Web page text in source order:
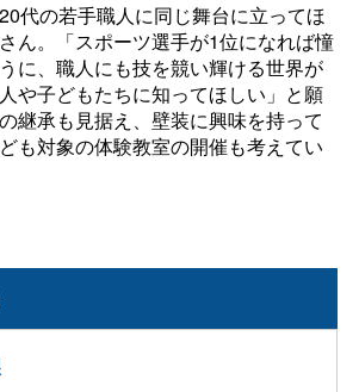
代の若手職人に同じ舞台に立ってほ
ん。「スポーツ選手が1位になれば憧
に、職人にも技を競い輝ける世界が
や子どもたちに知ってほしい」と願
継承も見据え、壁装に興味を持って
も対象の体験教室の開催も考えてい